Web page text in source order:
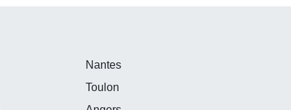
Nantes
Toulon